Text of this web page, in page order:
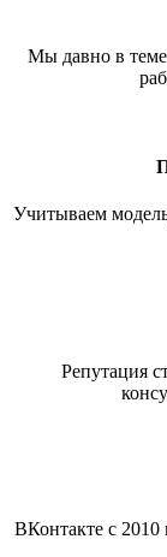
Мы давно в
Учитываем
Репутация
ВКонтакте с